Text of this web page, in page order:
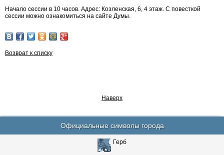
Начало сессии в 10 часов. Адрес: Козленская, 6, 4 этаж. С повесткой
сессии можно ознакомиться на сайте Думы.
Возврат к списку
Наверх
Официальные символы города
Герб